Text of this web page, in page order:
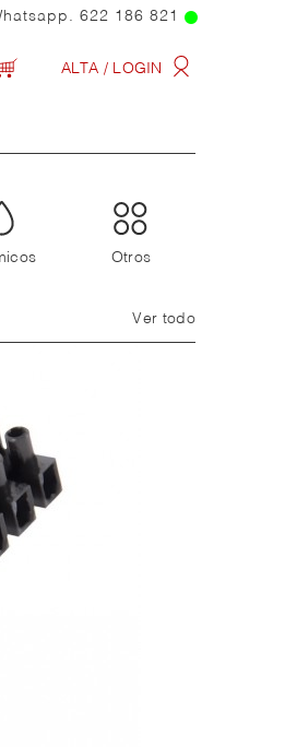
622 186 821
ALTA / LOGIN
Otros
Ver todo